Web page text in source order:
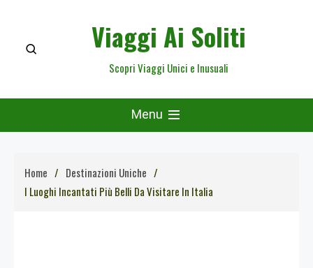
content
Viaggi Ai Soliti
Scopri Viaggi Unici e Inusuali
Menu
Home
Destinazioni Uniche
I Luoghi Incantati Più Belli Da Visitare In Italia